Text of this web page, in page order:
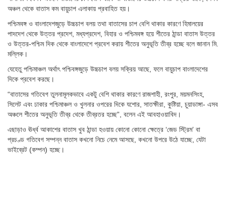
অঞ্চল থেকে বাতাস কম বায়ুচাপ এলাকায় প্রবাহিত হয়।
পশ্চিমবঙ্গ ও বাংলাদেশজুড়ে উচ্চচাপ বলয় তথা বাতাসের চাপ বেশি থাকার কারণে হিমালয়ের
পাদদেশ থেকে উত্তর প্রদেশ, মধ্যপ্রদেশ, বিহার ও পশ্চিমবঙ্গ হয়ে শীতের ঠান্ডা বাতাস উত্তর
ও উত্তর-পশ্চিম দিক থেকে বাংলাদেশে প্রবেশ করায় শীতের অনুভূতি তীব্র হচ্ছে বলে জানান মি.
মল্লিক।
যেহেতু পশ্চিমাঞ্চল অর্থাৎ পশ্চিবঙ্গজুড়ে উচ্চচাপ বলয় সক্রিয় আছে, ফলে বায়ুচাপ বাংলাদেশের
দিকে প্রবেশ করছে।
“বাতাসের গতিবেগ তুলনামূলকভাবে একটু বেশি থাকার কারণে রাজশাহী, রংপুর, ময়মনসিংহ,
সিলেট এবং ঢাকার পশ্চিমাঞ্চল ও খুলনার ওপরের দিকে যশোর, সাতক্ষীরা, কুষ্টিয়া, চুয়াডাঙ্গা- এসব
অঞ্চলে শীতের অনুভূতি তীব্র থেকে তীব্রতর হচ্ছে”, বলেন এই আবহাওয়াবিদ।
এছাড়াও ঊর্ধ্ব আকাশের বাতাস খুব ঠান্ডা হওয়ায় কোনো কোনো ক্ষেত্রে ‘জেড স্ট্রিম’ বা
প্রচণ্ড গতিবেগ সম্পন্ন বাতাস কখনো নিচে নেমে আসছে, কখনো উপরে উঠে যাচ্ছে, যেটা
ভাইব্রেট (কম্পন) হচ্ছে।